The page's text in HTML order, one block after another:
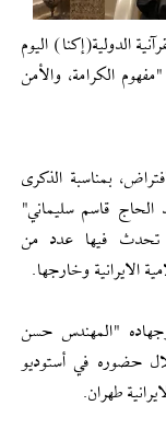
الدولية(إکنا) الیوم
2023 للميلاد بعنوان "مفهوم الکرامة، والأمن
بمناسبة الذكرى
الحاج قاسم سليماني"
تحدث فيها عدد من
الايرانية وخارجها.
"المهندس حسن
حضوره في أستوديو
طهران.